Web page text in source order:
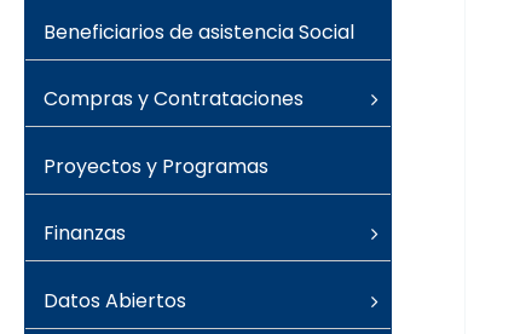
Beneficiarios de asistencia Social
Compras y Contrataciones
Proyectos y Programas
Finanzas
Datos Abiertos